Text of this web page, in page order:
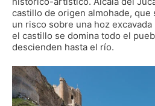
castillo de origen almohade, que
un risco sobre una hoz
el castillo se domina todo el
descienden hasta el río.